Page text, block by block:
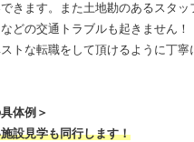
きます。また土地勘のあるスタ
どの交通トラブルも起きません！
トな転職をして頂けるように丁
体例＞
設見学も同行します！